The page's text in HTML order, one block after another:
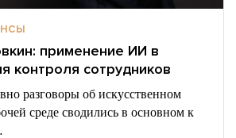
применение ИИ в
контроля сотрудников
разговоры об искусственном
среде сводились в основном к